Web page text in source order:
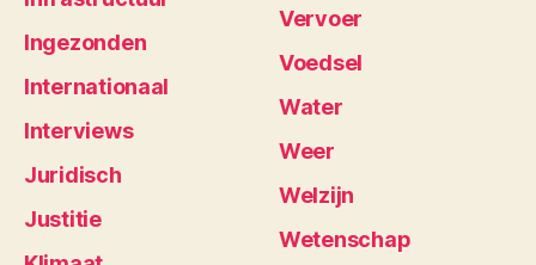
Ingezonden
Internationaal
Interviews
Juridisch
Justitie
Vervoer
Voedsel
Water
Weer
Welzijn
Wetenschap